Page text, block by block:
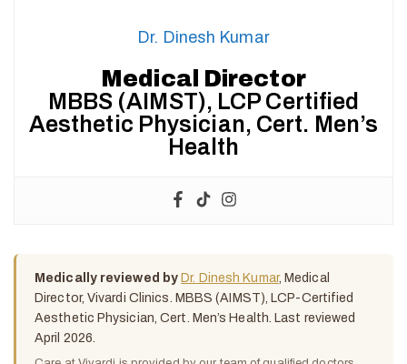
Dr. Dinesh Kumar
Medical Director
MBBS (AIMST), LCP Certified
Aesthetic Physician, Cert. Men’s
Health
Medically reviewed by Dr. Dinesh Kumar, Medical
Director, Vivardi Clinics. MBBS (AIMST), LCP-Certified
Aesthetic Physician, Cert. Men’s Health. Last reviewed
April 2026.